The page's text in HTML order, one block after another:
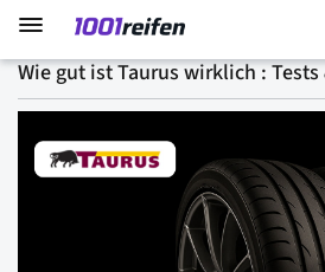
Wie gut ist Taurus wirklich :